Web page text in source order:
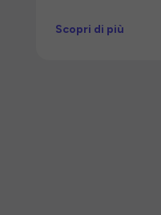
Scopri di più